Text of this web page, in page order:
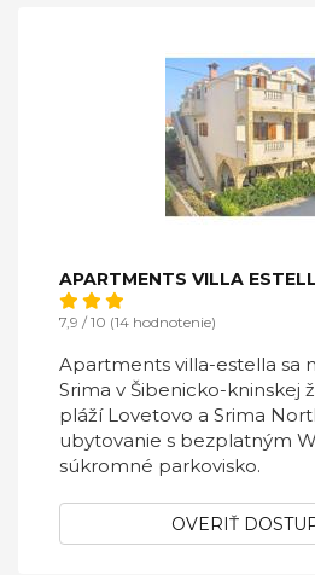
APARTMENTS VILLA
7,9 / 10 (14 hodnotenie)
Apartments villa-estella sa
Srima v Šibenicko-kninskej
pláží Lovetovo a Srima
ubytovanie s bezplatným
súkromné ​​parkovisko.
OVERIŤ